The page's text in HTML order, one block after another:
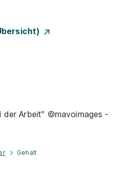
der Arbeit" ©mavoimages -
Gehalt